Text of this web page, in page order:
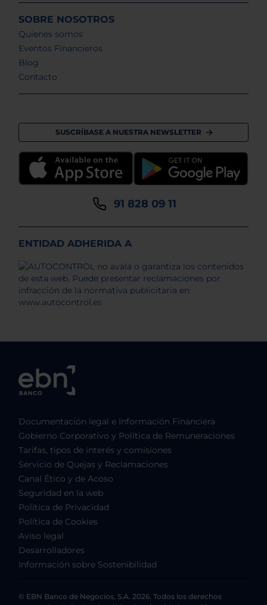
SOBRE NOSOTROS
Quienes somos
Eventos Financieros
Blog
Contacto
SUSCRÍBASE A NUESTRA NEWSLETTER
91 828 09 11
ENTIDAD ADHERIDA A
Documentación legal e Información Financiera
Gobierno Corporativo y Política de Remuneraciones
Tarifas, tipos de interés y comisiones
Servicio de Quejas y Reclamaciones
Canal Ético y de Acoso
Seguridad en la web
Política de Privacidad
Política de Cookies
Aviso legal
Desarrolladores
Información sobre Sostenibilidad
© EBN Banco de Negocios, S.A. 2026. Todos los derechos